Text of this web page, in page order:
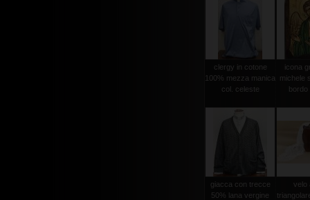
clergy in cotone
100% mezza manica
col. celeste
icona
michele
bordo
giacca con trecce
50% lana vergine
velo